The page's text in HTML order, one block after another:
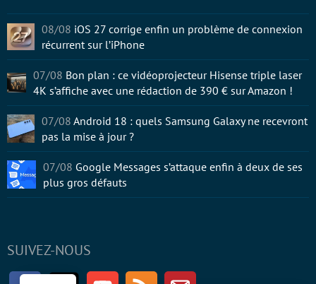
SUIVEZ-NOUS
FacebookTwitter Youtube RSS Newsletter
08/08 iOS 27 corrige enfin un problème de connexion
récurrent sur l’iPhone
07/08 Bon plan : ce vidéoprojecteur Hisense triple laser
4K s’affiche avec une rédaction de 390 € sur Amazon !
07/08 Android 18 : quels Samsung Galaxy ne recevront
pas la mise à jour ?
07/08 Google Messages s’attaque enfin à deux de ses
plus gros défauts